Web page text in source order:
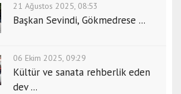
21 Ağustos 2025, 08:53
Başkan Sevindi, Gökmedrese ...
06 Ekim 2025, 09:29
Kültür ve sanata rehberlik eden
dev ...